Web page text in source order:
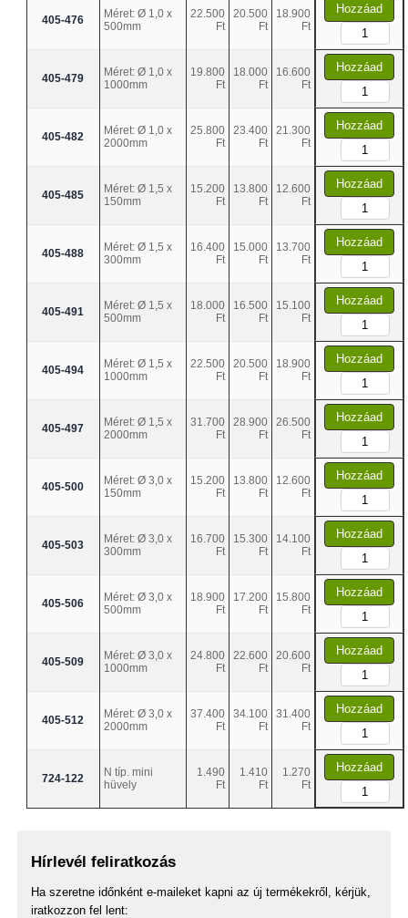
405-476
Méret: Ø 1,0 x
500mm
22.500
Ft
20.500
Ft
18.900
Ft
Hozzáad
405-479
Méret: Ø 1,0 x
1000mm
19.800
Ft
18.000
Ft
16.600
Ft
Hozzáad
405-482
Méret: Ø 1,0 x
2000mm
25.800
Ft
23.400
Ft
21.300
Ft
Hozzáad
405-485
Méret: Ø 1,5 x
150mm
15.200
Ft
13.800
Ft
12.600
Ft
Hozzáad
405-488
Méret: Ø 1,5 x
300mm
16.400
Ft
15.000
Ft
13.700
Ft
Hozzáad
405-491
Méret: Ø 1,5 x
500mm
18.000
Ft
16.500
Ft
15.100
Ft
Hozzáad
405-494
Méret: Ø 1,5 x
1000mm
22.500
Ft
20.500
Ft
18.900
Ft
Hozzáad
405-497
Méret: Ø 1,5 x
2000mm
31.700
Ft
28.900
Ft
26.500
Ft
Hozzáad
405-500
Méret: Ø 3,0 x
150mm
15.200
Ft
13.800
Ft
12.600
Ft
Hozzáad
405-503
Méret: Ø 3,0 x
300mm
16.700
Ft
15.300
Ft
14.100
Ft
Hozzáad
405-506
Méret: Ø 3,0 x
500mm
18.900
Ft
17.200
Ft
15.800
Ft
Hozzáad
405-509
Méret: Ø 3,0 x
1000mm
24.800
Ft
22.600
Ft
20.600
Ft
Hozzáad
405-512
Méret: Ø 3,0 x
2000mm
37.400
Ft
34.100
Ft
31.400
Ft
Hozzáad
724-122
N típ. mini
hüvely
1.490
Ft
1.410
Ft
1.270
Ft
Hozzáad
Hírlevél feliratkozás
Ha szeretne időnként e-maileket kapni az új termékekről, kérjük,
iratkozzon fel lent: